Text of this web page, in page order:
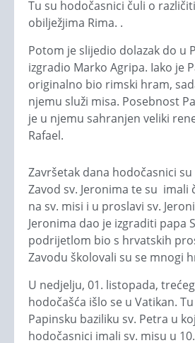
Tu su hodočasnici čuli o
obilježjima Rima. .
Potom je slijedio dolazak do u
izgradio Marko Agripa. Iako je
originalno bio rimski hram,
njemu služi misa. Posebnost
je u njemu sahranjen veliki
Rafael.
Završetak dana hodočasnici
Zavod sv. Jeronima te su imali
na sv. misi i u proslavi sv.
Jeronima dao je izgraditi papa
podrijetlom bio s hrvatskih
Zavodu školovali su se mnogi
U nedjelju, 01. listopada,
hodočašća išlo se u Vatikan.
Papinsku baziliku sv. Petra u
hodočasnici imali sv. misu u